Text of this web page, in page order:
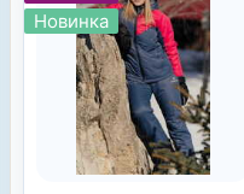
Новинка